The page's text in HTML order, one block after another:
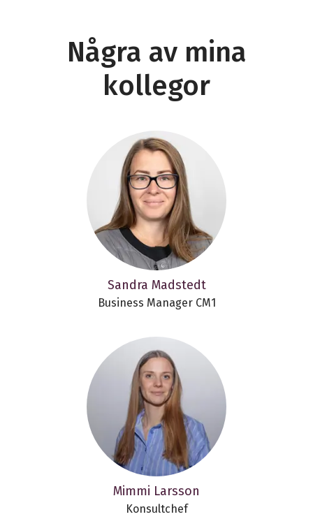
Några av mina
kollegor
Sandra Madstedt
Business Manager CM1
Mimmi Larsson
Konsultchef